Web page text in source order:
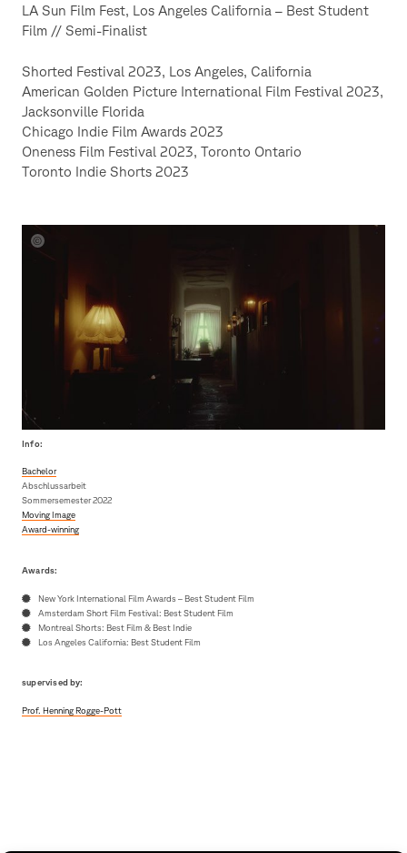
LA Sun Film Fest, Los Angeles California – Best Student
Film // Semi-Finalist
Shorted Festival 2023, Los Angeles, California
American Golden Picture International Film Festival 2023,
Jacksonville Florida
Chicago Indie Film Awards 2023
Oneness Film Festival 2023, Toronto Ontario
Toronto Indie Shorts 2023
Info:
Bachelor
Abschlussarbeit
Sommersemester 2022
Moving Image
Award-winning
Awards:
New York International Film Awards – Best Student Film
Amsterdam Short Film Festival: Best Student Film
Montreal Shorts: Best Film & Best Indie
Los Angeles California: Best Student Film
supervised by:
Prof. Henning Rogge-Pott